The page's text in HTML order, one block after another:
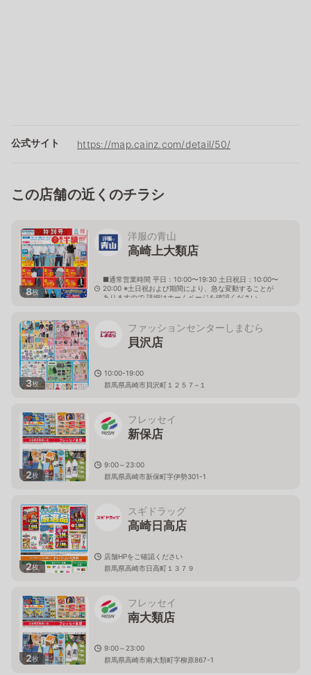
公式サイト https://map.cainz.com/detail/50/
この店舗の近くのチラシ
8枚
洋服の青山
高崎上大類店
■通常営業時間 平日：10:00〜19:30 土日祝日：10:00〜
20:00 ※土日祝および期間により、急な変動することが
ありますので 詳細はホームページを確認ください
3枚
ファッションセンターしまむら
貝沢店
10:00-19:00
群馬県高崎市貝沢町１２５７−１
2枚
フレッセイ
新保店
9:00～23:00
群馬県高崎市新保町字伊勢301-1
2枚
スギドラッグ
高崎日高店
店舗HPをご確認ください
群馬県高崎市日高町１３７９
2枚
フレッセイ
南大類店
9:00～23:00
群馬県高崎市南大類町字柳原867-1